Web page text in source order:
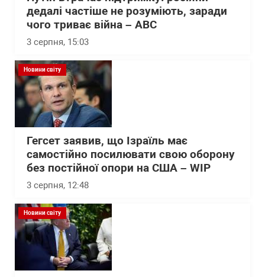
дедалі частіше не розуміють, заради
чого триває війна – АВС
3 серпня, 15:03
Новини світу
Гегсет заявив, що Ізраїль має
самостійно посилювати свою оборону
без постійної опори на США – WІP
3 серпня, 12:48
Новини світу